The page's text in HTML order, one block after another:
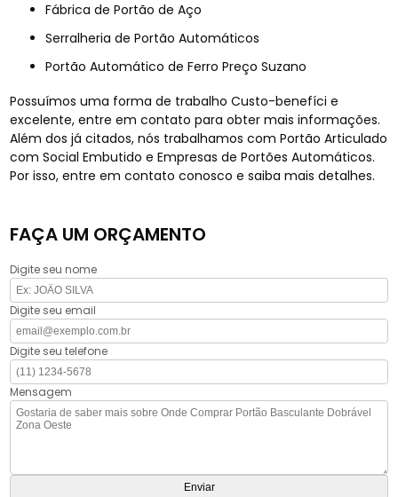
Fábrica de Portão de Aço
Serralheria de Portão Automáticos
Portão Automático de Ferro Preço Suzano
Possuímos uma forma de trabalho Custo-benefíci e
excelente, entre em contato para obter mais informações.
Além dos já citados, nós trabalhamos com Portão Articulado
com Social Embutido e Empresas de Portões Automáticos.
Por isso, entre em contato conosco e saiba mais detalhes.
FAÇA UM ORÇAMENTO
Digite seu nome
Digite seu email
Digite seu telefone
Mensagem